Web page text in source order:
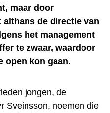
maar door
althans de directie van
het management
te zwaar, waardoor
open kon gaan.
jongen, de
Sveinsson, noemen die